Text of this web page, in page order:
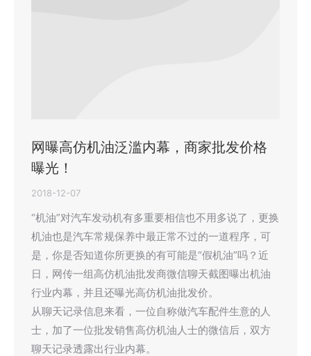
网曝高仿机油泛滥内幕，商家批发价格
曝光！
2018-12-07
“机油”对汽车发动机有多重要相信也不用多说了，更换
机油也是汽车常规保养中最正常不过的一道程序，可
是，你是否知道你所更换的有可能是“假机油”吗？近
日，网传一组高仿机油批发商微信聊天截图曝出机油
行业内幕，并且还曝光高仿机油批发价。
从聊天记录信息来看，一位自称做汽车配件生意的人
士，加了一位批发销售高仿机油人士的微信后，双方
聊天记录透露出行业内幕。